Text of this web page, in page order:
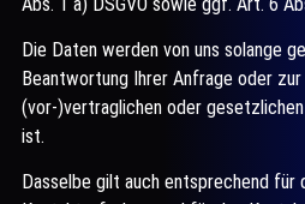
Die Daten werden von uns solange
Beantwortung Ihrer Anfrage oder zur
(vor-)vertraglichen oder
ist.
Dasselbe gilt auch entsprechend